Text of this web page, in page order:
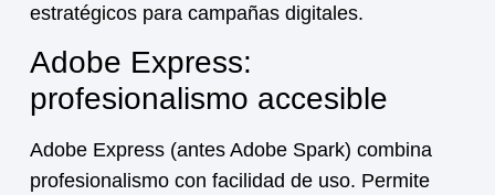
estratégicos para campañas digitales.
Adobe Express:
profesionalismo accesible
Adobe Express (antes Adobe Spark) combina
profesionalismo con facilidad de uso. Permite